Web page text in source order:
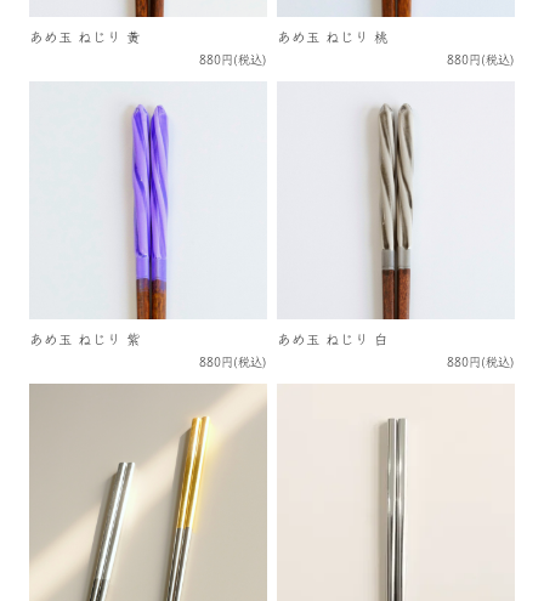
あめ玉 ねじり 黄
880円(税込)
あめ玉 ねじり 桃
880円(税込)
あめ玉 ねじり 紫
880円(税込)
あめ玉 ねじり 白
880円(税込)